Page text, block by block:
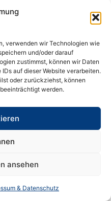
verwenden wir Technologien wie
und/oder darauf
zustimmst, können wir Daten
auf dieser Website verarbeiten.
oder zurückziehst, können
werden.
ansehen
& Datenschutz